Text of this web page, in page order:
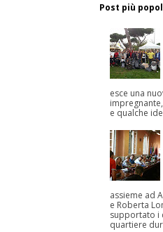
Post più
esce una
e qualche
assieme ad
e Roberta
supportato i
quartiere